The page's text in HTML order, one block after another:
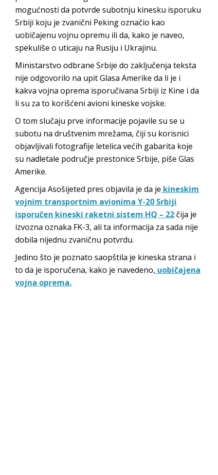
mogućnosti da potvrde subotnju kinesku isporuku
Srbiji koju je zvanični Peking označio kao
uobičajenu vojnu opremu ili da, kako je naveo,
spekuliše o uticaju na Rusiju i Ukrajinu.
Ministarstvo odbrane Srbije do zaključenja teksta
nije odgovorilo na upit Glasa Amerike da li je i
kakva vojna oprema isporučivana Srbiji iz Kine i da
li su za to korišćeni avioni kineske vojske.
O tom slučaju prve informacije pojavile su se u
subotu na društvenim mrežama, čiji su korisnici
objavljivali fotografije letelica većih gabarita koje
su nadletale područje prestonice Srbije, piše Glas
Amerike.
Agencija Asošijeted pres objavila je da je kineskim
vojnim transportnim avionima Y-20 Srbiji
isporučen kineski raketni sistem HQ – 22 čija je
izvozna oznaka FK-3, ali ta informacija za sada nije
dobila nijednu zvaničnu potvrdu.
Jedino što je poznato saopštila je kineska strana i
to da je isporučena, kako je navedeno, uobičajena
vojna oprema.